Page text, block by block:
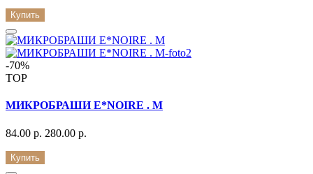
Купить
-70%
TOP
МИКРОБРАШИ E*NOIRE . M
84.00 р. 280.00 р.
Купить